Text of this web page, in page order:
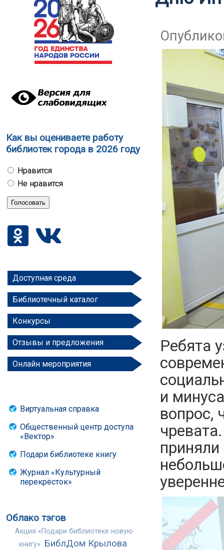
Как вы оцениваете работу
библиотек города в 2026 году
Нравится
Не нравится
Доступная среда
Библиотечный каталог
Конкурсы
Отзывы и предложения
Онлайн мероприятия
Виртуальная справка
Общественный центр доступа
«Вектор»
Подари библиотеке книгу
Журнал «Культурный
перекрёсток»
Облако тэгов
Акция «Подари библиотеке новую
книгу» БиблДом Крылова
Ребята
и
вопрос,